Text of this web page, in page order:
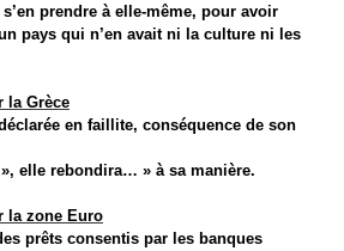
s’en prendre à elle-même, pour avoir
pays qui n’en avait ni la culture ni les
la Grèce
en faillite, conséquence de son
elle rebondira… » à sa manière.
la zone Euro
prêts consentis par les banques